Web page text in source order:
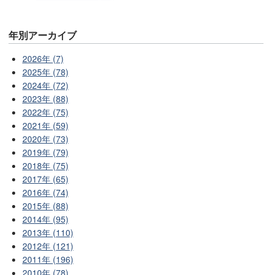
年別アーカイブ
2026年 (7)
2025年 (78)
2024年 (72)
2023年 (88)
2022年 (75)
2021年 (59)
2020年 (73)
2019年 (79)
2018年 (75)
2017年 (65)
2016年 (74)
2015年 (88)
2014年 (95)
2013年 (110)
2012年 (121)
2011年 (196)